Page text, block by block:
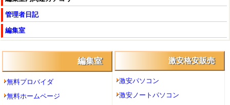
管理者日記
編集室
編集室
無料プロバイダ
無料ホームページ
激安格安販売
激安パソコン
激安ノートパソコン